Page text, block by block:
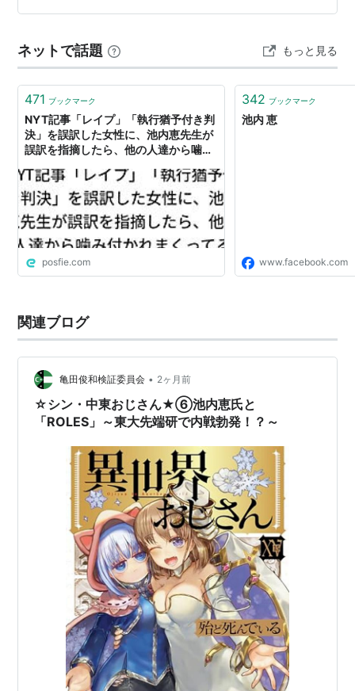
る池内教授が教えてくれるシーア派とスンニ派。中東の
ついてわかりやすく教えてくれます。にしても、わかり
にくいｗ 共通点があ…
ネットで話題 もっと見る
471 ブックマーク
NYT記事「レイプ」「執行猶予付き判
決」を誤訳した女性に、池内恵先生が
誤訳を指摘したら、他の人達から噛み
posfie.com
342 ブックマーク
池内 恵
www.facebook.com
関連ブログ
亀田俊和検証委員会 • 2ヶ月前
☆シン・中東おじさん★⑥池内恵氏と
「ROLES」～東大先端研で内戦勃発！？～